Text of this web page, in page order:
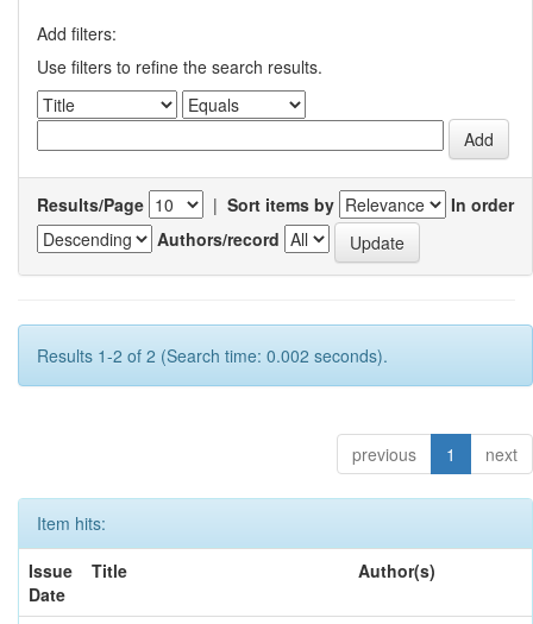
Add filters:
Use filters to refine the search results.
Results/Page | Sort items by
In order
Authors/record
Results 1-2 of 2 (Search time: 0.002 seconds).
previous 1 next
Item hits:
Issue
Date
Title Author(s)